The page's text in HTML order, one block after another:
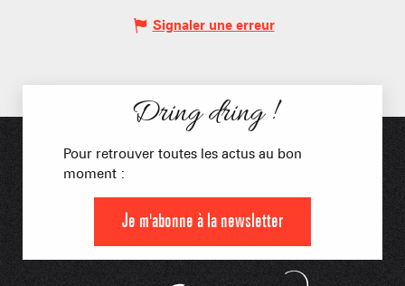
Signaler une erreur
Dring dring !
Pour retrouver toutes les actus au bon
moment :
Je m'abonne à la newsletter